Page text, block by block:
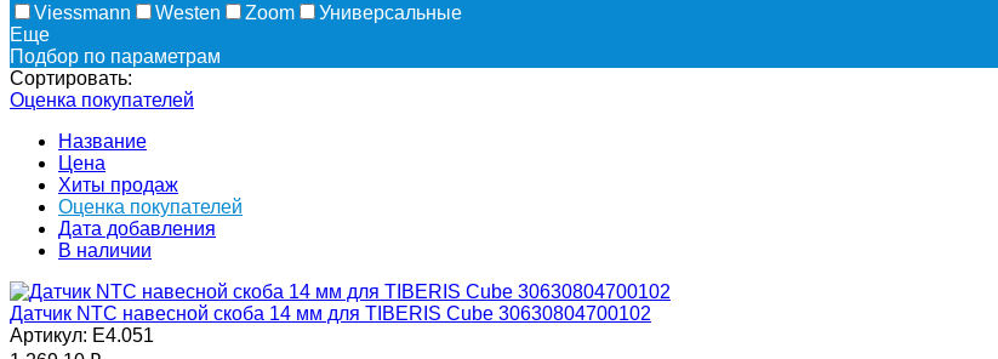
Viessmann
Westen Zoom
Универсальные
Еще
Подбор по параметрам
Сортировать:
Оценка покупателей
Название
Цена
Хиты продаж
Оценка покупателей
Дата добавления
В наличии
Датчик NTC навесной скоба 14 мм для TIBERIS Cube 30630804700102
Артикул: E4.051